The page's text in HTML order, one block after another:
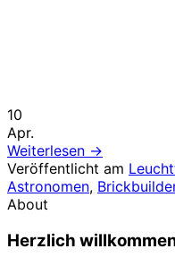
10
Apr.
Weiterlesen →
Veröffentlicht am
Astronomen,
About
Herzlich